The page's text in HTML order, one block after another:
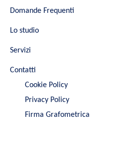
Domande Frequenti
Lo studio
Servizi
Contatti
Cookie Policy
Privacy Policy
Firma Grafometrica